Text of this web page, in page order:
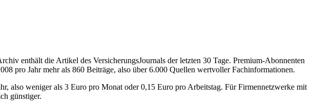
enthält die Artikel des VersicherungsJournals der letzten 30 Tage. Premium-Abonnenten
pro Jahr mehr als 860 Beiträge, also über 6.000 Quellen wertvoller Fachinformationen.
also weniger als 3 Euro pro Monat oder 0,15 Euro pro Arbeitstag. Für Firmennetzwerke mit
günstiger.